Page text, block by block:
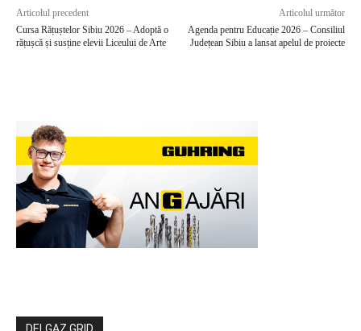
Articolul precedent
Cursa Rățuștelor Sibiu 2026 – Adoptă o
rățușcă și susține elevii Liceului de Arte
Articolul următor
Agenda pentru Educație 2026 – Consiliul
Județean Sibiu a lansat apelul de proiecte